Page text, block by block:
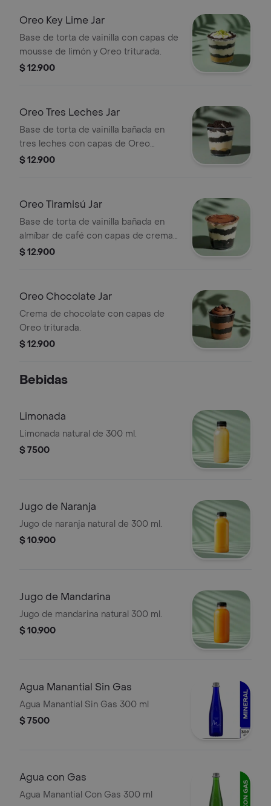
Oreo Key Lime Jar
Base de torta de vainilla con capas de
mousse de limón y Oreo triturada.
$ 12.900
Oreo Tres Leches Jar
Base de torta de vainilla bañada en
tres leches con capas de Oreo
triturada.
$ 12.900
Oreo Tiramisú Jar
Base de torta de vainilla bañada en
almíbar de café con capas de crema
de tiramisú y Oreo triturada.
$ 12.900
Oreo Chocolate Jar
Crema de chocolate con capas de
Oreo triturada.
$ 12.900
Bebidas
Limonada
Limonada natural de 300 ml.
$ 7500
Jugo de Naranja
Jugo de naranja natural de 300 ml.
$ 10.900
Jugo de Mandarina
Jugo de mandarina natural 300 ml.
$ 10.900
Agua Manantial Sin Gas
Agua Manantial Sin Gas 300 ml
$ 7500
Agua con Gas
Agua Manantial Con Gas 300 ml